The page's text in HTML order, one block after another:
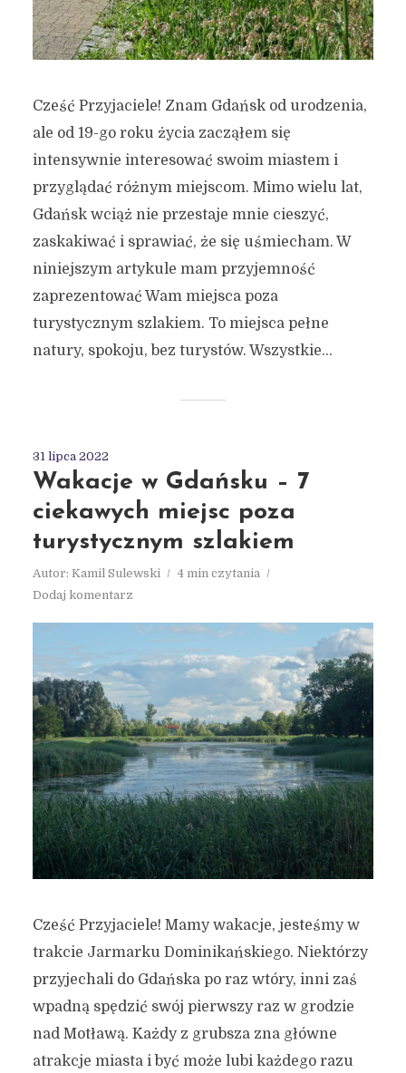
Cześć Przyjaciele! Znam Gdańsk od urodzenia,
ale od 19-go roku życia zacząłem się
intensywnie interesować swoim miastem i
przyglądać różnym miejscom. Mimo wielu lat,
Gdańsk wciąż nie przestaje mnie cieszyć,
zaskakiwać i sprawiać, że się uśmiecham. W
niniejszym artykule mam przyjemność
zaprezentować Wam miejsca poza
turystycznym szlakiem. To miejsca pełne
natury, spokoju, bez turystów. Wszystkie...
31 lipca 2022
Wakacje w Gdańsku – 7
ciekawych miejsc poza
turystycznym szlakiem
Autor: Kamil Sulewski
4 min czytania
Dodaj komentarz
Cześć Przyjaciele! Mamy wakacje, jesteśmy w
trakcie Jarmarku Dominikańskiego. Niektórzy
przyjechali do Gdańska po raz wtóry, inni zaś
wpadną spędzić swój pierwszy raz w grodzie
nad Motławą. Każdy z grubsza zna główne
atrakcje miasta i być może lubi każdego razu